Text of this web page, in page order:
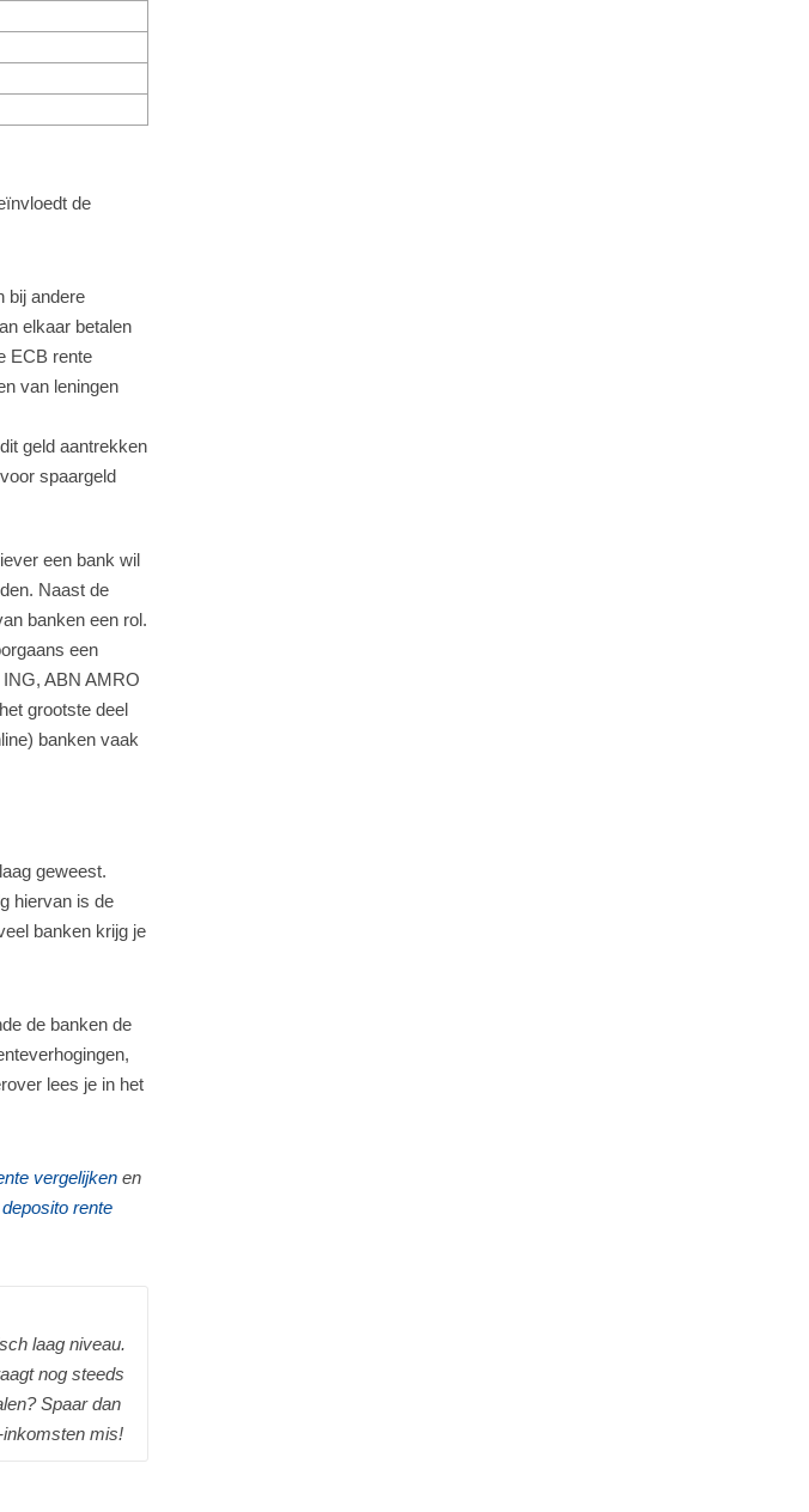
de
bij andere
elkaar betalen
ECB rente
van leningen
geld aantrekken
spaargeld
een bank wil
Naast de
banken een rol.
een
ABN AMRO
grootste deel
banken vaak
geweest.
hiervan is de
banken krijg je
de banken de
lees je in het
vergelijken en
deposito rente
laag niveau.
nog steeds
Spaar dan
inkomsten mis!